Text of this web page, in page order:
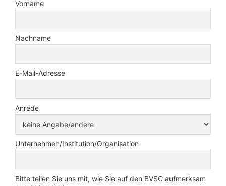
Vorname
Nachname
E-Mail-Adresse
Anrede
Unternehmen/Institution/Organisation
Bitte teilen Sie uns mit, wie Sie auf den BVSC aufmerksam